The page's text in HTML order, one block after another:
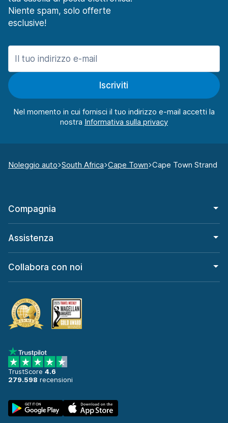
Niente spam, solo offerte
esclusive!
Iscriviti
Nel momento in cui fornisci il tuo indirizzo e-mail accetti la
nostra
Noleggio auto South Africa Cape Town Cape Town Strand
Compagnia
Assistenza
Collabora con noi
TrustScore 4.6
279.598 recensioni